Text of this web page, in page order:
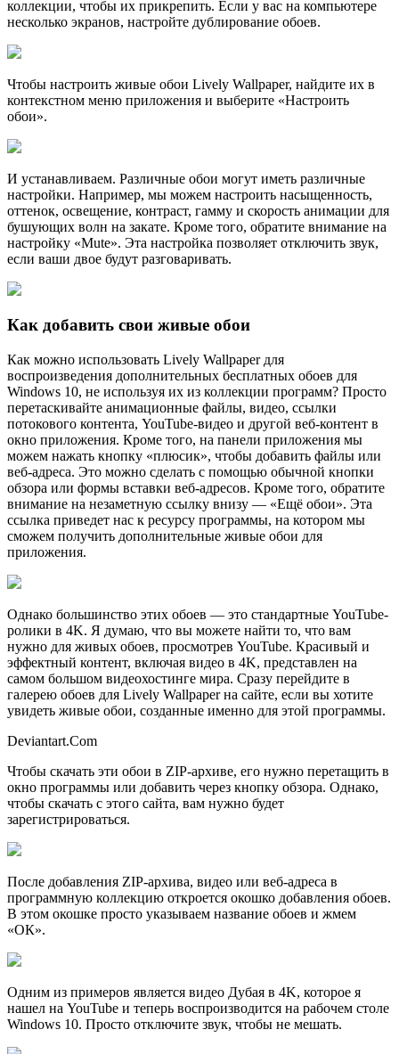
коллекции, чтобы их прикрепить. Если у вас на компьютере
несколько экранов, настройте дублирование обоев.
Чтобы настроить живые обои Lively Wallpaper, найдите их в
контекстном меню приложения и выберите «Настроить
обои».
И устанавливаем. Различные обои могут иметь различные
настройки. Например, мы можем настроить насыщенность,
оттенок, освещение, контраст, гамму и скорость анимации для
бушующих волн на закате. Кроме того, обратите внимание на
настройку «Мute». Эта настройка позволяет отключить звук,
если ваши двое будут разговаривать.
Как добавить свои живые обои
Как можно использовать Lively Wallpaper для
воспроизведения дополнительных бесплатных обоев для
Windows 10, не используя их из коллекции программ? Просто
перетаскивайте анимационные файлы, видео, ссылки
потокового контента, YouTube-видео и другой веб-контент в
окно приложения. Кроме того, на панели приложения мы
можем нажать кнопку «плюсик», чтобы добавить файлы или
веб-адреса. Это можно сделать с помощью обычной кнопки
обзора или формы вставки веб-адресов. Кроме того, обратите
внимание на незаметную ссылку внизу — «Ещё обои». Эта
ссылка приведет нас к ресурсу программы, на котором мы
сможем получить дополнительные живые обои для
приложения.
Однако большинство этих обоев — это стандартные YouTube-
ролики в 4K. Я думаю, что вы можете найти то, что вам
нужно для живых обоев, просмотрев YouTube. Красивый и
эффектный контент, включая видео в 4K, представлен на
самом большом видеохостинге мира. Сразу перейдите в
галерею обоев для Lively Wallpaper на сайте, если вы хотите
увидеть живые обои, созданные именно для этой программы.
Deviantart.Com
Чтобы скачать эти обои в ZIP-архиве, его нужно перетащить в
окно программы или добавить через кнопку обзора. Однако,
чтобы скачать с этого сайта, вам нужно будет
зарегистрироваться.
После добавления ZIP-архива, видео или веб-адреса в
программную коллекцию откроется окошко добавления обоев.
В этом окошке просто указываем название обоев и жмем
«ОК».
Одним из примеров является видео Дубая в 4K, которое я
нашел на YouTube и теперь воспроизводится на рабочем столе
Windows 10. Просто отключите звук, чтобы не мешать.